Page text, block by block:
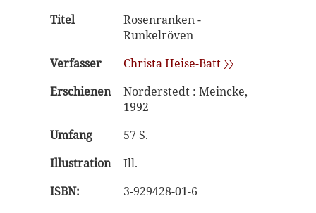
Titel
Rosenranken -
Runkelröven
Verfasser
Christa Heise-Batt 〉〉
Erschienen
Norderstedt : Meincke,
1992
Umfang
57 S.
Illustration
Ill.
ISBN:
3-929428-01-6